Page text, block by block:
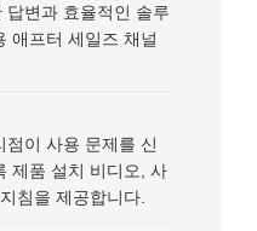
답변과 효율적인 솔루
애프터 세일즈 채널
점이 사용 문제를 신
제품 설치 비디오, 사
침을 제공합니다.